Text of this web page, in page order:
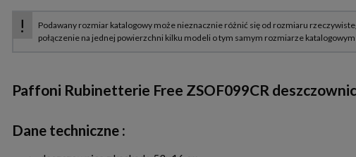
Paffoni Rubinetterie Free ZSOF099CR
Dane techniczne :